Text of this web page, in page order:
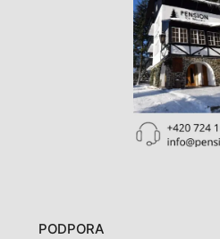
PODPORA